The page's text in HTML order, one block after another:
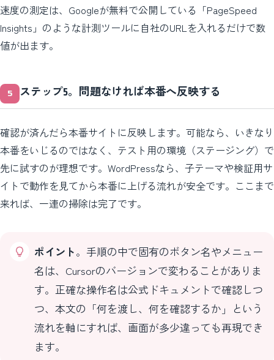
速度の測定は、Googleが無料で公開している「PageSpeed
Insights」のような計測ツールに自社のURLを入れるだけで数
値が出ます。
ステップ5。問題なければ本番へ反映する
確認が済んだら本番サイトに反映します。可能なら、いきなり
本番をいじるのではなく、テスト用の環境（ステージング）で
先に試すのが理想です。WordPressなら、子テーマや検証用サ
イトで動作を見てから本番に上げる流れが安全です。ここまで
来れば、一連の掃除は完了です。
ポイント。手順の中で固有のボタン名やメニュー
名は、Cursorのバージョンで変わることがありま
す。正確な操作名は公式ドキュメントで確認しつ
つ、本文の「何を渡し、何を確認するか」という
流れを軸にすれば、画面が多少違っても再現でき
ます。